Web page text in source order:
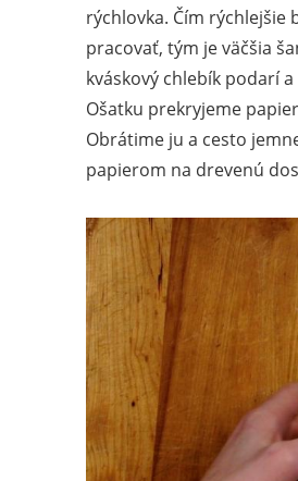
rýchlovka. Čím rýchlejšie
pracovať, tým je väčšia
kváskový chlebík podarí
Ošatku prekryjeme
Obrátime ju a cesto
papierom na drevenú